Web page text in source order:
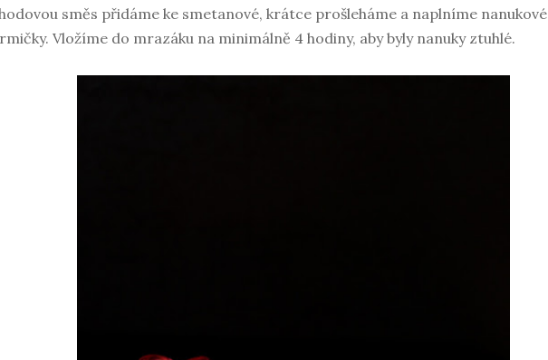
směs přidáme ke smetanové, krátce prošleháme a naplníme nanukové
Vložíme do mrazáku na minimálně 4 hodiny, aby byly nanuky ztuhlé.